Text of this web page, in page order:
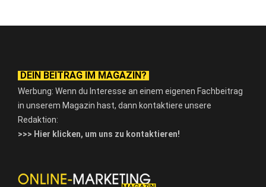
DEIN BEITRAG IM MAGAZIN?
Werbung: Wenn du Interesse an einem eigenen Fachbeitrag
in unserem Magazin hast, dann kontaktiere unsere
Redaktion:
>>> Hier klicken, um uns zu kontaktieren!